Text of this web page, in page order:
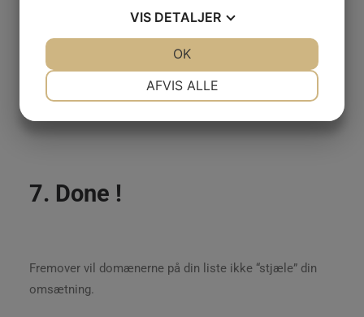
6. Tilføj alle de pågældende
domæner og tryk på “Opret”
GenieWords Analytics
ekskluderede domæner
7. Done !
Fremover vil domænerne på din liste ikke “stjæle” din
omsætning.
VIS DETALJER
AFVIS ALLE
OK